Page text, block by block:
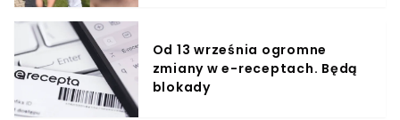
Od 13 września ogromne
zmiany w e-receptach. Będą
blokady